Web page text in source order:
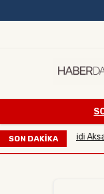
SON DAKİKA
Mescidi Aksa